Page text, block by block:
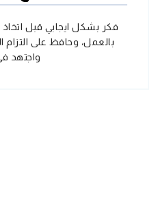
فكر بشكل ايجابي قبل اتخاذ
بالعمل، وحافظ على
واجتهد